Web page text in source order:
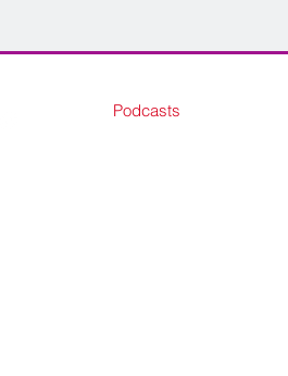
Podcasts